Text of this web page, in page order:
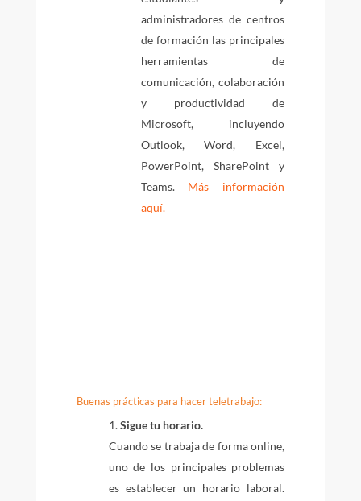
administradores de centros
de formación las principales
herramientas de
comunicación, colaboración
y productividad de
Microsoft, incluyendo
Outlook, Word, Excel,
PowerPoint, SharePoint y
Teams. Más información
aquí.
Buenas prácticas para hacer teletrabajo:
Sigue tu horario.
Cuando se trabaja de forma online,
uno de los principales problemas
es establecer un horario laboral.